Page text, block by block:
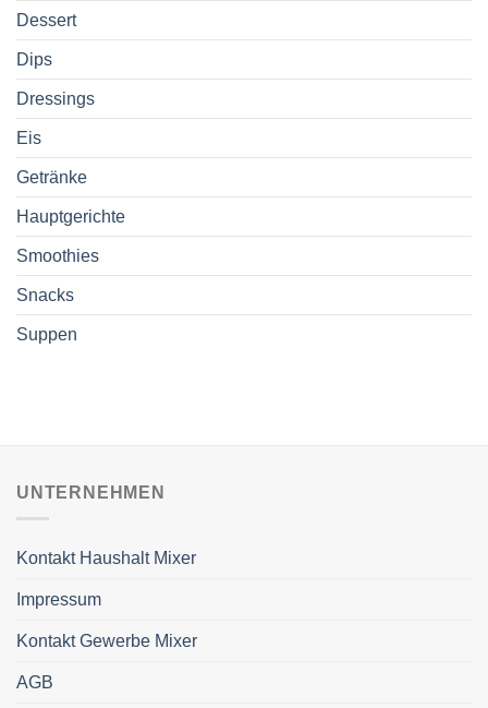
Dessert
Dips
Dressings
Eis
Getränke
Hauptgerichte
Smoothies
Snacks
Suppen
UNTERNEHMEN
Kontakt Haushalt Mixer
Impressum
Kontakt Gewerbe Mixer
AGB